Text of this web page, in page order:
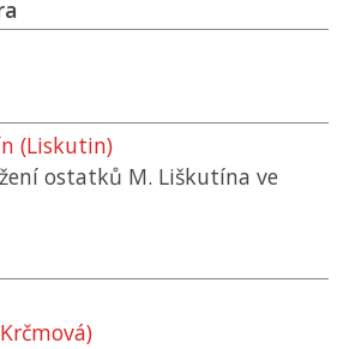
(Liskutin)
ostatků M. Liškutína ve